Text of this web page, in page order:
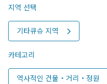
지역 선택
기타큐슈 지역
카테고리
역사적인 건물・거리・정원